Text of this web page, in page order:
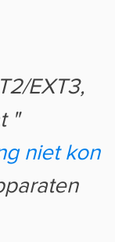
EXT3,
"
niet kon